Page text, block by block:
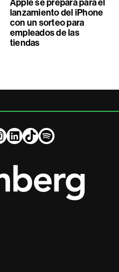
Apple se prepara para el
lanzamiento del iPhone
con un sorteo para
empleados de las
tiendas